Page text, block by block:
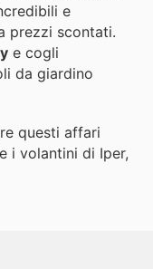
e
prezzi scontati.
e cogli
da giardino
questi affari
i volantini di Iper,